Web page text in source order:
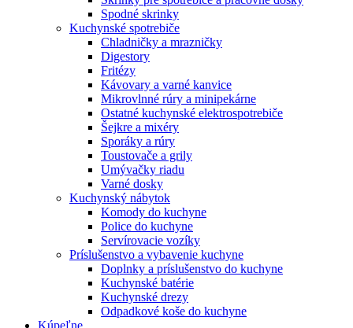
Spodné skrinky
Kuchynské spotrebiče
Chladničky a mrazničky
Digestory
Fritézy
Kávovary a varné kanvice
Mikrovlnné rúry a minipekárne
Ostatné kuchynské elektrospotrebiče
Šejkre a mixéry
Sporáky a rúry
Toustovače a grily
Umývačky riadu
Varné dosky
Kuchynský nábytok
Komody do kuchyne
Police do kuchyne
Servírovacie vozíky
Príslušenstvo a vybavenie kuchyne
Doplnky a príslušenstvo do kuchyne
Kuchynské batérie
Kuchynské drezy
Odpadkové koše do kuchyne
Kúpeľne